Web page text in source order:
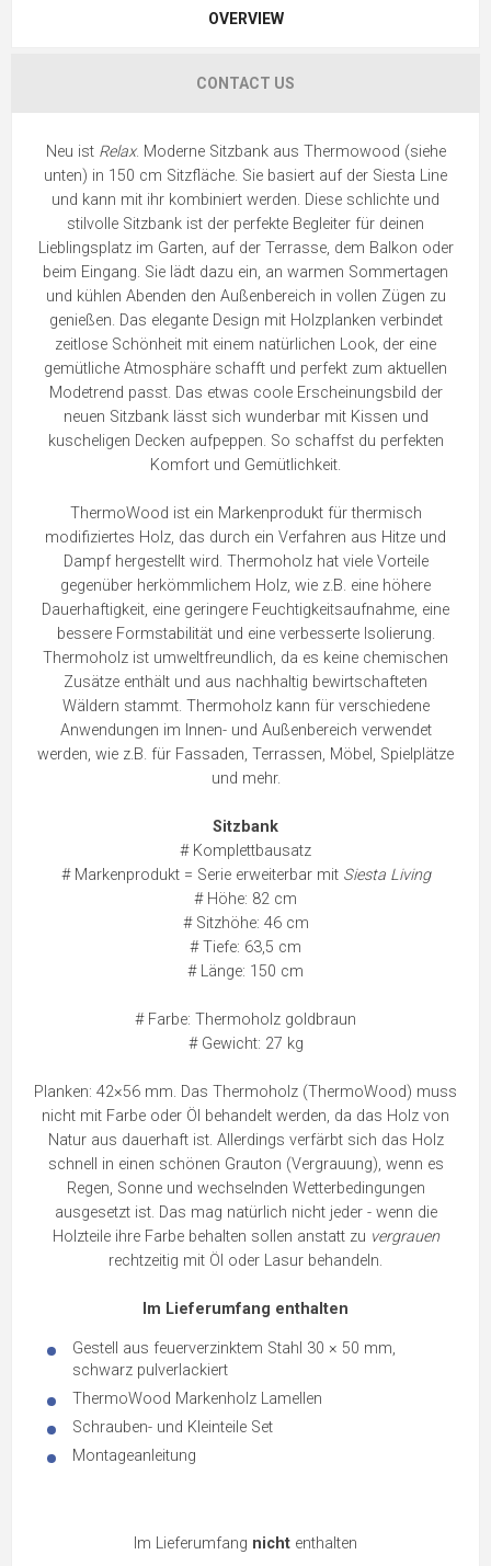
OVERVIEW
CONTACT US
Neu ist Relax. Moderne Sitzbank aus Thermowood (siehe
unten) in 150 cm Sitzfläche. Sie basiert auf der Siesta Line
und kann mit ihr kombiniert werden. Diese schlichte und
stilvolle Sitzbank ist der perfekte Begleiter für deinen
Lieblingsplatz im Garten, auf der Terrasse, dem Balkon oder
beim Eingang. Sie lädt dazu ein, an warmen Sommertagen
und kühlen Abenden den Außenbereich in vollen Zügen zu
genießen. Das elegante Design mit Holzplanken verbindet
zeitlose Schönheit mit einem natürlichen Look, der eine
gemütliche Atmosphäre schafft und perfekt zum aktuellen
Modetrend passt. Das etwas coole Erscheinungsbild der
neuen Sitzbank lässt sich wunderbar mit Kissen und
kuscheligen Decken aufpeppen. So schaffst du perfekten
Komfort und Gemütlichkeit.
ThermoWood ist ein Markenprodukt für thermisch
modifiziertes Holz, das durch ein Verfahren aus Hitze und
Dampf hergestellt wird. Thermoholz hat viele Vorteile
gegenüber herkömmlichem Holz, wie z.B. eine höhere
Dauerhaftigkeit, eine geringere Feuchtigkeitsaufnahme, eine
bessere Formstabilität und eine verbesserte Isolierung.
Thermoholz ist umweltfreundlich, da es keine chemischen
Zusätze enthält und aus nachhaltig bewirtschafteten
Wäldern stammt. Thermoholz kann für verschiedene
Anwendungen im Innen- und Außenbereich verwendet
werden, wie z.B. für Fassaden, Terrassen, Möbel, Spielplätze
und mehr.
Sitzbank
# Komplettbausatz
# Markenprodukt = Serie erweiterbar mit Siesta Living
# Höhe: 82 cm
# Sitzhöhe: 46 cm
# Tiefe: 63,5 cm
# Länge: 150 cm
# Farbe: Thermoholz goldbraun
# Gewicht: 27 kg
Planken: 42×56 mm. Das Thermoholz (ThermoWood) muss
nicht mit Farbe oder Öl behandelt werden, da das Holz von
Natur aus dauerhaft ist. Allerdings verfärbt sich das Holz
schnell in einen schönen Grauton (Vergrauung), wenn es
Regen, Sonne und wechselnden Wetterbedingungen
ausgesetzt ist. Das mag natürlich nicht jeder - wenn die
Holzteile ihre Farbe behalten sollen anstatt zu vergrauen
rechtzeitig mit Öl oder Lasur behandeln.
Im Lieferumfang enthalten
Gestell aus feuerverzinktem Stahl 30 × 50 mm,
schwarz pulverlackiert
ThermoWood Markenholz Lamellen
Schrauben- und Kleinteile Set
Montageanleitung
Im Lieferumfang nicht enthalten